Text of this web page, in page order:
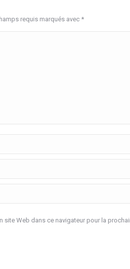
requis marqués avec *
site Web dans ce navigateur pour la